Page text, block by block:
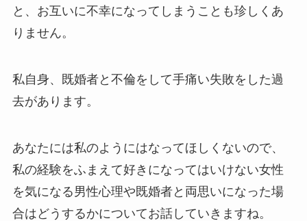
と、お互いに不幸になってしまうことも珍しくあ
りません。
私自身、既婚者と不倫をして手痛い失敗をした過
去があります。
あなたには私のようにはなってほしくないので、
私の経験をふまえて好きになってはいけない女性
を気になる男性心理や既婚者と両思いになった場
合はどうするかについてお話していきますね。